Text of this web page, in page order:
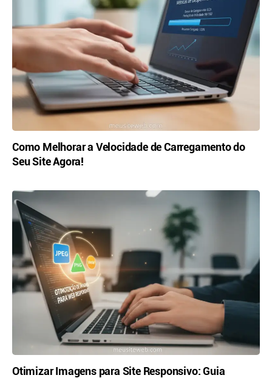
Como Melhorar a Velocidade de Carregamento do
Seu Site Agora!
Otimizar Imagens para Site Responsivo: Guia